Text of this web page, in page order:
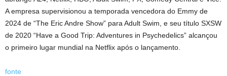
A empresa supervisionou a temporada vencedora do Emmy de
2024 de “The Eric Andre Show” para Adult Swim, e seu título SXSW
de 2020 “Have a Good Trip: Adventures in Psychedelics” alcançou
o primeiro lugar mundial na Netflix após o lançamento.
fonte